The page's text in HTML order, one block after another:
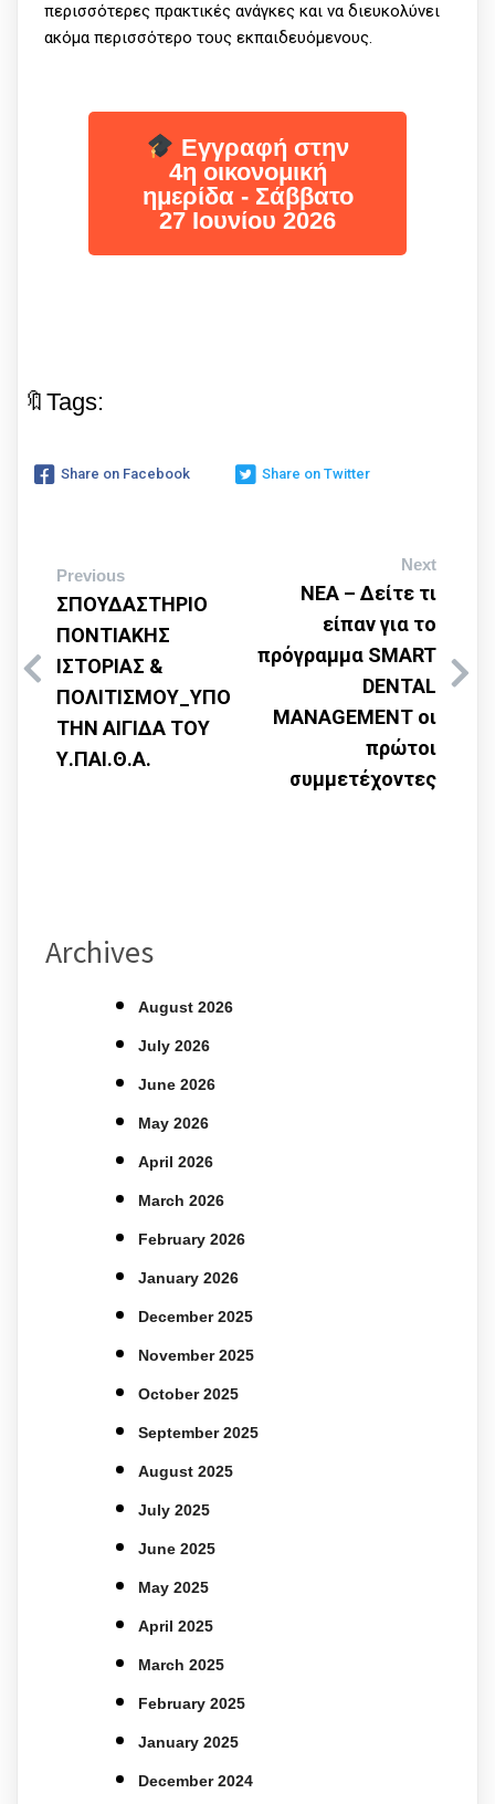
περισσότερες πρακτικές ανάγκες και να διευκολύνει
ακόμα περισσότερο τους εκπαιδευόμενους.
Eγγραφή στην
4η οικονομική
ημερίδα - Σάββατο
27 Ιουνίου 2026
🔖Tags:
Share on Facebook Share on Twitter
Previous
ΣΠΟΥΔΑΣΤΗΡΙΟ
ΠΟΝΤΙΑΚΗΣ
ΙΣΤΟΡΙΑΣ &
ΠΟΛΙΤΙΣΜΟΥ_ΥΠΟ
ΤΗΝ ΑΙΓΙΔΑ ΤΟΥ
Υ.ΠΑΙ.Θ.Α.
Next
ΝΕΑ – Δείτε τι
είπαν για το
πρόγραμμα SMART
DENTAL
MANAGEMENT οι
πρώτοι
συμμετέχοντες
Archives
August 2026
July 2026
June 2026
May 2026
April 2026
March 2026
February 2026
January 2026
December 2025
November 2025
October 2025
September 2025
August 2025
July 2025
June 2025
May 2025
April 2025
March 2025
February 2025
January 2025
December 2024